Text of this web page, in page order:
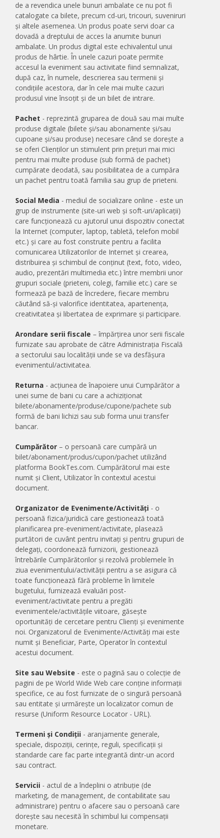
de a revendica unele bunuri ambalate ce nu pot fi
catalogate ca bilete, precum cd-uri, tricouri, suveniruri
și altele asemenea. Un produs poate servi doar ca
dovadă a dreptului de acces la anumite bunuri
ambalate. Un produs digital este echivalentul unui
produs de hârtie. În unele cazuri poate permite
accesul la eveniment sau activitate fiind semnalizat,
după caz, în numele, descrierea sau termenii și
condițiile acestora, dar în cele mai multe cazuri
produsul vine însoțit și de un bilet de intrare.
Pachet - reprezintă gruparea de două sau mai multe
produse digitale (bilete și/sau abonamente și/sau
cupoane și/sau produse) necesare când se dorește a
se oferi Clienților un stimulent prin prețuri mai mici
pentru mai multe produse (sub formă de pachet)
cumpărate deodată, sau posibilitatea de a cumpăra
un pachet pentru toată familia sau grup de prieteni.
Social Media - mediul de socializare online - este un
grup de instrumente (site-uri web și soft-uri/aplicații)
care funcționează cu ajutorul unui dispozitiv conectat
la Internet (computer, laptop, tabletă, telefon mobil
etc.) și care au fost construite pentru a facilita
comunicarea Utilizatorilor de Internet și crearea,
distribuirea și schimbul de conținut (text, foto, video,
audio, prezentări multimedia etc.) între membrii unor
grupuri sociale (prieteni, colegi, familie etc.) care se
formează pe bază de încredere, fiecare membru
căutând să-și valorifice identitatea, apartenența,
creativitatea și libertatea de exprimare și participare.
Arondare serii fiscale – împărțirea unor serii fiscale
furnizate sau aprobate de către Administrația Fiscală
a sectorului sau localității unde se va desfășura
evenimentul/activitatea.
Returna - acțiunea de înapoiere unui Cumpărător a
unei sume de bani cu care a achiziționat
bilete/abonamente/produse/cupone/pachete sub
formă de bani lichizi sau sub forma unui transfer
bancar.
Cumpărător – o persoană care cumpără un
bilet/abonament/produs/cupon/pachet utilizând
platforma BookTes.com. Cumpărătorul mai este
numit și Client, Utilizator în contextul acestui
document.
Organizator de Evenimente/Activități - o
persoană fizica/juridică care gestionează toată
planificarea pre-eveniment/activitate, plasează
purtători de cuvânt pentru invitați și pentru grupuri de
delegați, coordonează furnizorii, gestionează
întrebările Cumpărătorilor și rezolvă problemele în
ziua evenimentului/activității pentru a se asigura că
toate funcționează fără probleme în limitele
bugetului, furnizează evaluări post-
eveniment/activitate pentru a pregăti
evenimentele/activitățile viitoare, găsește
oportunități de cercetare pentru Clienți și evenimente
noi. Organizatorul de Evenimente/Activități mai este
numit și Beneficiar, Parte, Operator în contextul
acestui document.
Site sau Website - este o pagină sau o colecție de
pagini de pe World Wide Web care conține informații
specifice, ce au fost furnizate de o singură persoană
sau entitate și urmărește un localizator comun de
resurse (Uniform Resource Locator - URL).
Termeni și Condiții - aranjamente generale,
speciale, dispoziții, cerințe, reguli, specificații și
standarde care fac parte integrantă dintr-un acord
sau contract.
Servicii - actul de a îndeplini o atribuție (de
marketing, de management, de contabilitate sau
administrare) pentru o afacere sau o persoană care
dorește sau necesită în schimbul lui compensații
monetare.